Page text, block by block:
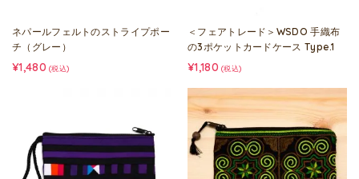
ネパールフェルトのストライプポー
チ（グレー）
¥1,480 (税込)
＜フェアトレード＞WSDO 手織布
の3ポケットカードケース Type.1
¥1,180 (税込)